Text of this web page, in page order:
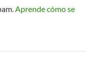
Aprende cómo se